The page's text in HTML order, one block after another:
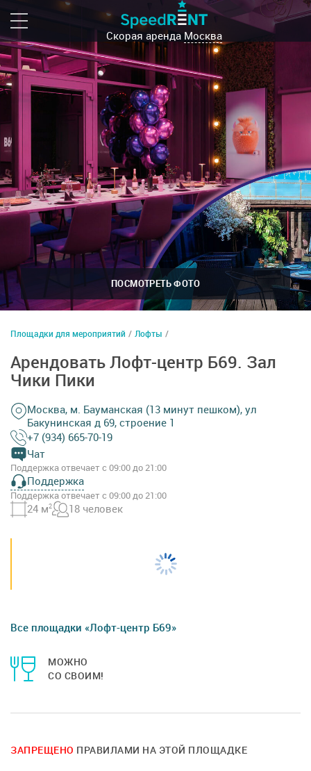
Скорая аренда Москва
ПОСМОТРЕТЬ ФОТО
Площадки для мероприятий / Лофты /
Арендовать Лофт-центр Б69. Зал
Чики Пики
Москва, м. Бауманская (13 минут пешком), ул
Бакунинская д 69, строение 1
+7 (934) 665-70-19
Чат
Поддержка отвечает с 09:00 до 21:00
Поддержка
Поддержка отвечает с 09:00 до 21:00
24 м2 18 человек
Все площадки «Лофт-центр Б69»
МОЖНО
СО СВОИМ!
ЗАПРЕЩЕНО ПРАВИЛАМИ НА ЭТОЙ ПЛОЩАДКЕ